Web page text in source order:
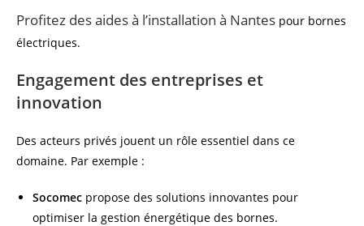
Profitez des aides à l’installation à Nantes pour bornes
électriques.
Engagement des entreprises et
innovation
Des acteurs privés jouent un rôle essentiel dans ce
domaine. Par exemple :
Socomec propose des solutions innovantes pour
optimiser la gestion énergétique des bornes.